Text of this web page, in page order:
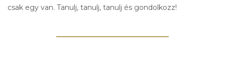
csak egy van. Tanulj, tanulj, tanulj és gondolkozz!